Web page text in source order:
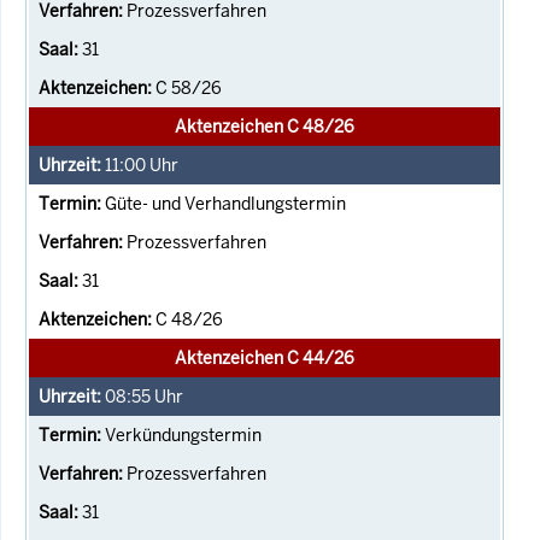
Prozessverfahren
31
C 58/26
Aktenzeichen C 48/26
11:00 Uhr
Güte- und Verhandlungstermin
Prozessverfahren
31
C 48/26
Aktenzeichen C 44/26
08:55 Uhr
Verkündungstermin
Prozessverfahren
31